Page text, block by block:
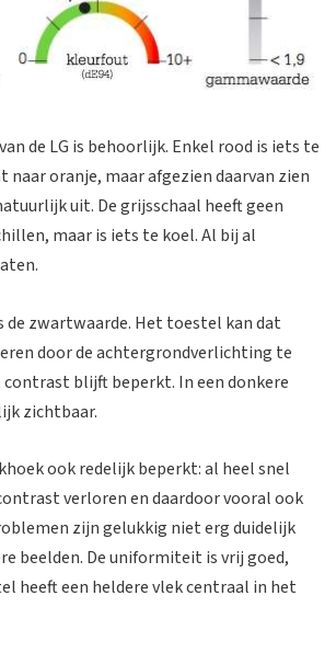
de LG is behoorlijk. Enkel rood is iets te
naar oranje, maar afgezien daarvan zien
uit. De grijsschaal heeft geen
maar is iets te koel. Al bij al
de zwartwaarde. Het toestel kan dat
door de achtergrondverlichting te
blijft beperkt. In een donkere
zichtbaar.
ook redelijk beperkt: al heel snel
verloren en daardoor vooral ook
zijn gelukkig niet erg duidelijk
beelden. De uniformiteit is vrij goed,
heeft een heldere vlek centraal in het